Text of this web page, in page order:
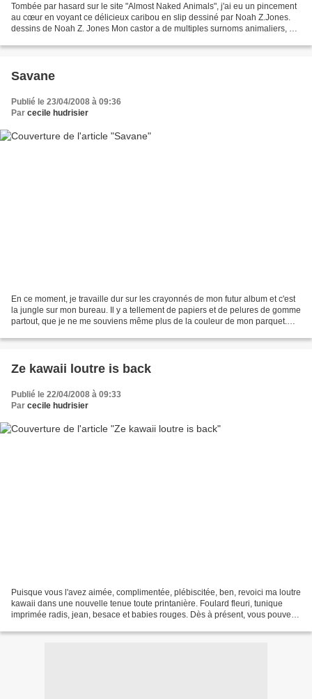
Tombée par hasard sur le site "Almost Naked Animals", j'ai eu un pincement
au cœur en voyant ce délicieux caribou en slip dessiné par Noah Z.Jones.
dessins de Noah Z. Jones Mon castor a de multiples surnoms animaliers, et
Savane
Publié le 23/04/2008 à 09:36
Par cecile hudrisier
En ce moment, je travaille dur sur les crayonnés de mon futur album et c'est
la jungle sur mon bureau. Il y a tellement de papiers et de pelures de gomme
partout, que je ne me souviens même plus de la couleur de mon parquet.
Ze kawaii loutre is back
Publié le 22/04/2008 à 09:33
Par cecile hudrisier
Puisque vous l'avez aimée, complimentée, plébiscitée, ben, revoici ma loutre
kawaii dans une nouvelle tenue toute printanière. Foulard fleuri, tunique
imprimée radis, jean, besace et babies rouges. Dès à présent, vous pouvez
estime...